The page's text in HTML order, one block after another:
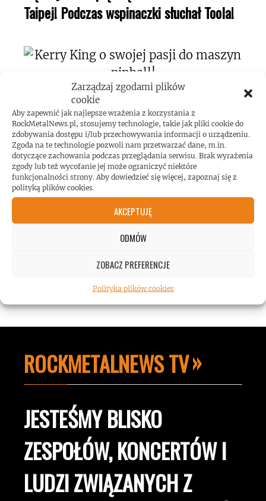
Zarządzaj zgodami plików
cookie
Aby zapewnić jak najlepsze wrażenia z korzystania z
RockMetalNews.pl, stosujemy technologie, takie jak pliki cookie do
zdobywania dostępu i/lub przechowywania informacji o urządzeniu.
Zgoda na te technologie pozwoli nam przetwarzać dane, m.in.
dotyczące zachowania podczas przeglądania serwisu. Brak wyrażenia
zgody lub też wycofanie jej może ograniczyć niektóre
funkcjonalności strony. Aby dowiedzieć się więcej, zapoznaj się z
polityką plików cookies.
AKCEPTUJĘ
ODMÓW
ZOBACZ PREFERENCJE
Polityka plików cookies
Taipej! Podczas wspinaczki słuchał Toola!
Kerry King o swojej pasji do maszyn
pinball!
Koncert AC/DC przekroczył poziom
ROCKMETALNEWS TV
JESTEŚMY BLISKO
ZESPOŁÓW, KONCERTÓW I
LUDZI ZWIĄZANYCH Z